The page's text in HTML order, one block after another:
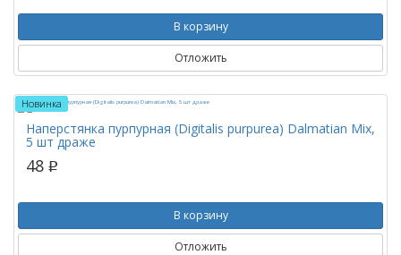
В корзину
Отложить
Новинка
Наперстянка пурпурная (Digitalis purpurea) Dalmatian Mix,
5 шт драже
48 p
В корзину
Отложить